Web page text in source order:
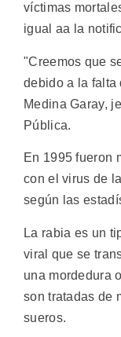
víctimas
igual aa la
"Creemos que
debido a la falta
Medina Garay,
Pública.
En 1995 fueron
con el virus de
según las
La rabia es un
viral que se
una mordedura
son tratadas de
sueros.